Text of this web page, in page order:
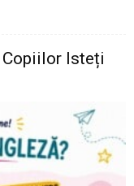
Copiilor Isteți